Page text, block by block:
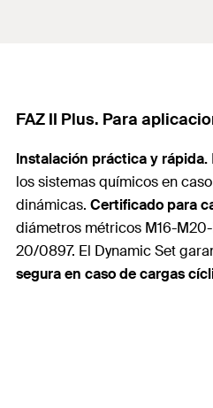
FAZ II Plus. Para
Instalación práctica y rápida.
los sistemas químicos en
dinámicas. Certificado para
diámetros métricos M16-
20/0897. El Dynamic Set
segura en caso de cargas